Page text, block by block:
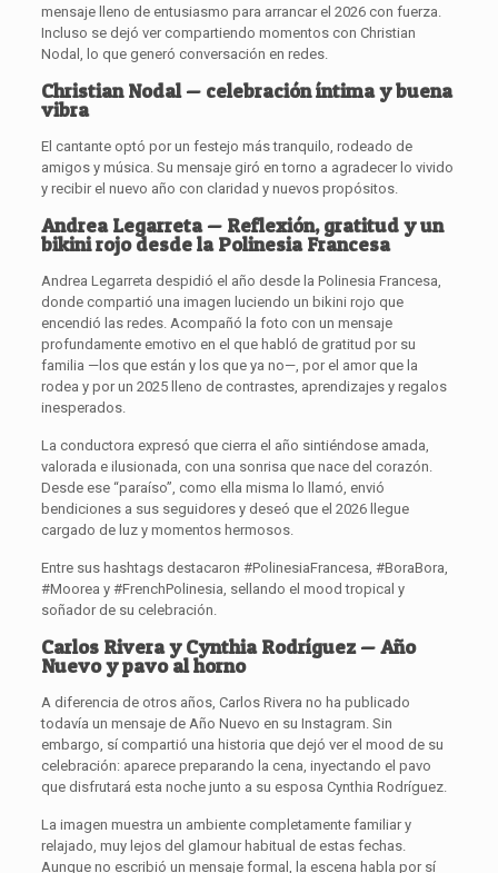
mensaje lleno de entusiasmo para arrancar el 2026 con fuerza.
Incluso se dejó ver compartiendo momentos con Christian
Nodal, lo que generó conversación en redes.
Christian Nodal — celebración íntima y buena
vibra
El cantante optó por un festejo más tranquilo, rodeado de
amigos y música. Su mensaje giró en torno a agradecer lo vivido
y recibir el nuevo año con claridad y nuevos propósitos.
Andrea Legarreta — Reflexión, gratitud y un
bikini rojo desde la Polinesia Francesa
Andrea Legarreta despidió el año desde la Polinesia Francesa,
donde compartió una imagen luciendo un bikini rojo que
encendió las redes. Acompañó la foto con un mensaje
profundamente emotivo en el que habló de gratitud por su
familia —los que están y los que ya no—, por el amor que la
rodea y por un 2025 lleno de contrastes, aprendizajes y regalos
inesperados.
La conductora expresó que cierra el año sintiéndose amada,
valorada e ilusionada, con una sonrisa que nace del corazón.
Desde ese “paraíso”, como ella misma lo llamó, envió
bendiciones a sus seguidores y deseó que el 2026 llegue
cargado de luz y momentos hermosos.
Entre sus hashtags destacaron #PolinesiaFrancesa, #BoraBora,
#Moorea y #FrenchPolinesia, sellando el mood tropical y
soñador de su celebración.
Carlos Rivera y Cynthia Rodríguez — Año
Nuevo y pavo al horno
A diferencia de otros años, Carlos Rivera no ha publicado
todavía un mensaje de Año Nuevo en su Instagram. Sin
embargo, sí compartió una historia que dejó ver el mood de su
celebración: aparece preparando la cena, inyectando el pavo
que disfrutará esta noche junto a su esposa Cynthia Rodríguez.
La imagen muestra un ambiente completamente familiar y
relajado, muy lejos del glamour habitual de estas fechas.
Aunque no escribió un mensaje formal, la escena habla por sí